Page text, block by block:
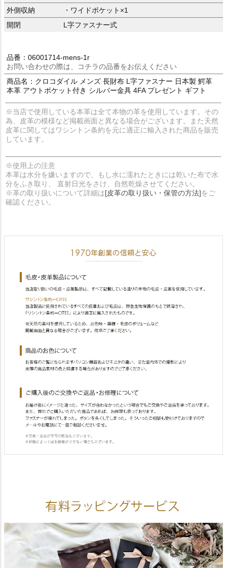
外側収納
・ワイドポケット×1
開閉
L字ファスナー式
品番：06001714-mens-1r
お問い合わせの際は、コチラの品番をお伝えください
商品名：クロコダイル メンズ 長財布 L字ファスナー 日本製 鰐革
本革 アウトポケット付き シルバー金具 4FA プレゼント ギフト
※当店で使用している本革は全て本物の革を使用しています。その
為、皮革の模様など掲載画面と異なる場合がございます。また天然
皮革に関してはワシントン条約を元に適正に輸入された商品を販売
しています。
※使用上の注意
本革は水分を嫌いますので、もし水に濡れたときには乾いた布で水
分をふき取り、 直射日光をさけ、自然乾燥させてください。
※革の取り扱いについて詳細は[皮革の取り扱い・保管の方法]をご
確認ください。